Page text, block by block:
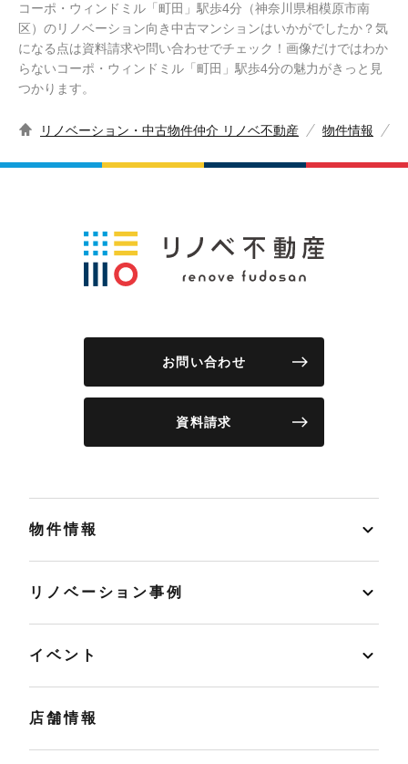
コーポ・ウィンドミル「町田」駅歩4分（神奈川県相模原市南
区）のリノベーション向き中古マンションはいかがでしたか？気
になる点は資料請求や問い合わせでチェック！画像だけではわか
らないコーポ・ウィンドミル「町田」駅歩4分の魅力がきっと見
つかります。
リノベーション・中古物件仲介 リノベ不動産 物件情報
お問い合わせ
資料請求
物件情報
リノベーション事例
イベント
店舗情報